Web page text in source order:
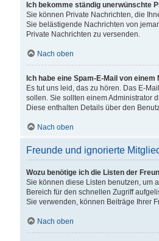
Ich bekomme ständig unerwünschte
Sie können Private Nachrichten, die
Sie belästigende Nachrichten von
Private Nachrichten zu versenden.
Nach oben
Ich habe eine Spam-E-Mail von
Es tut uns leid, das zu hören. Das E-
sollen. Sie sollten einem Administrator
Diese enthalten Details über den
Nach oben
Freunde und ignorierte
Wozu benötige ich die Listen der
Sie können diese Listen benutzen, um
Bereich für den schnellen Zugriff
Sie verwenden, können Beiträge Ihrer
Nach oben